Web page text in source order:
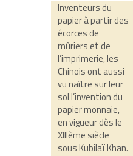
Inventeurs du
papier à partir des
écorces de
mûriers et de
l’imprimerie, les
Chinois ont aussi
vu naître sur leur
sol l’invention du
papier monnaie,
en vigueur dès le
XIIIème siècle
sous Kubilaï Khan.